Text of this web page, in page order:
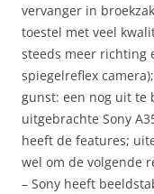
vervanger in
toestel met veel
steeds meer richting
spiegelreflex
gunst: een nog uit te
uitgebrachte Sony
heeft de features;
wel om de volgende
– Sony heeft